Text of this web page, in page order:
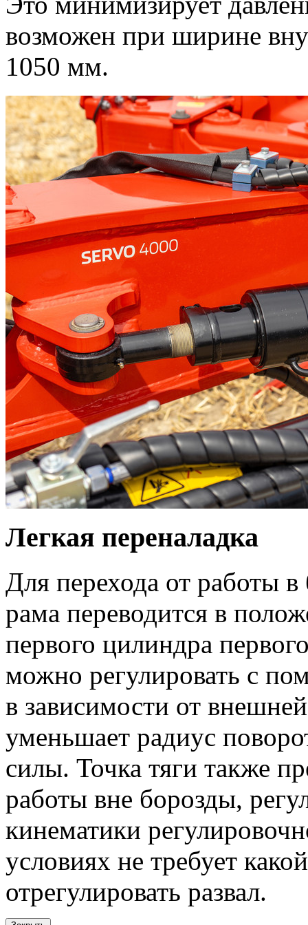
возможен при ширине
1050 мм.
Легкая переналадка
Для перехода от работы
рама переводится в
первого цилиндра
можно регулировать с
в зависимости от
уменьшает радиус
силы. Точка тяги также
работы вне борозды,
кинематики
условиях не требует
отрегулировать развал.